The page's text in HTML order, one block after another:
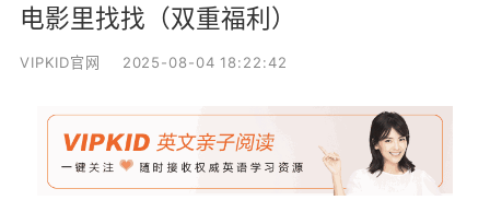
电影里找找（双重福利）
VIPKID官网 2025-08-04 18:22:42